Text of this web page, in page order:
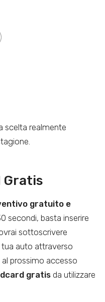
scelta realmente
Gratis
gratuito e
secondi, basta inserire
sottoscrivere
tua auto attraverso
al prossimo accesso
gratis da utilizzare